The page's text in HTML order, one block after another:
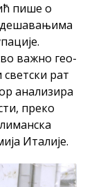
пише о
важно гео-
рат
анализира
преко
Италије.